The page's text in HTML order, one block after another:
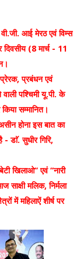
वी.जी. आई मेरठ एवं विम्स
दिवसीय (8 मार्च - 11
प्रबंधन एवं
पश्चिमी यू.पी. के
सम्मानित।
होना इस बात का
डाॅ. सुधीर गिरि,
खिलाओ‘‘ एवं ‘‘नारी
मलिक, निर्मला
में महिलाऐं शीर्ष पर